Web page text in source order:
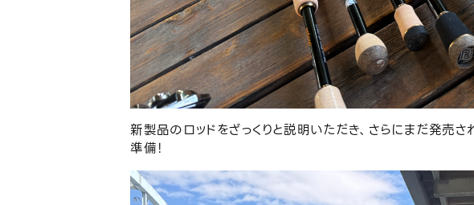
新製品のロッドをざっくりと説明いただき、さらにまだ発売
準備！